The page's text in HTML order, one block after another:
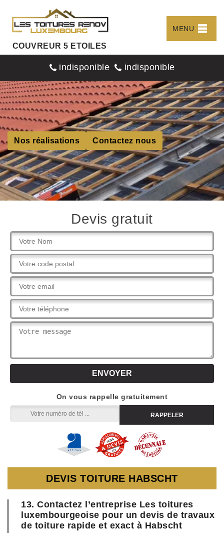
COUVREUR 5 ETOILES
MENU
indisponible indisponible
Nos réalisations Contactez nous
Devis gratuit
On vous rappelle gratuitement
DEVIS TOITURE HABSCHT
13. Contactez l’entreprise Les toitures
luxembourgeoise pour un devis de travaux
de toiture rapide et exact à Habscht